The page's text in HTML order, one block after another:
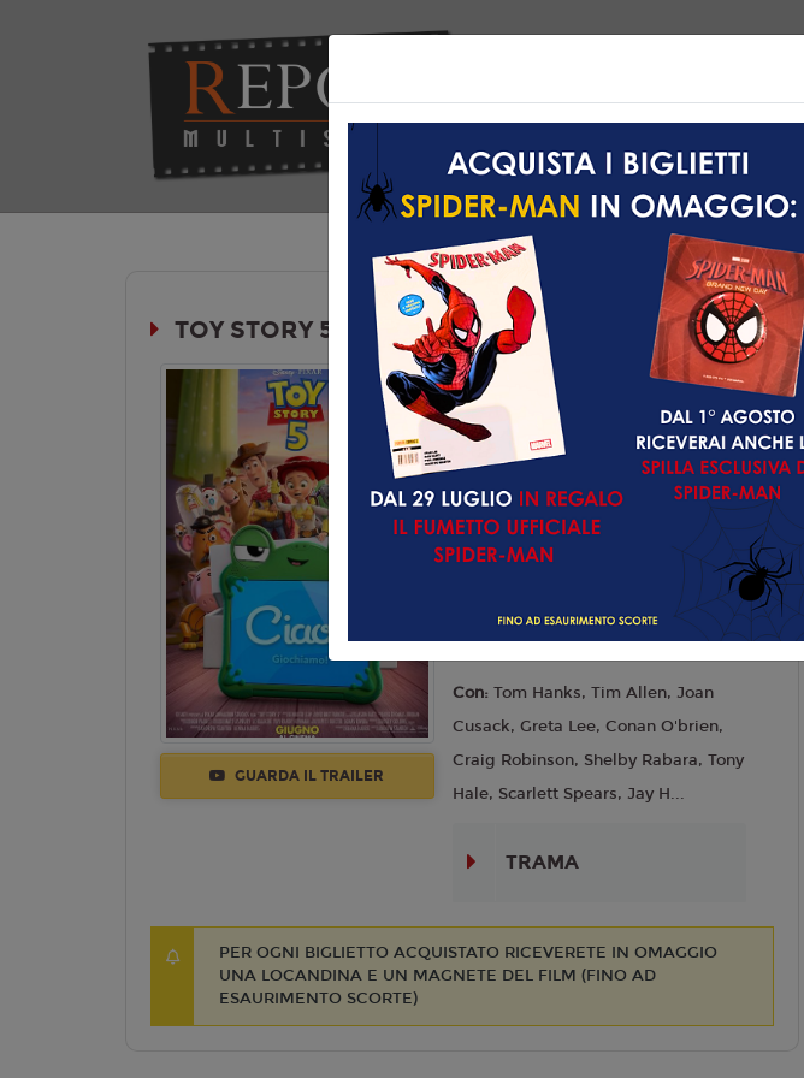
Home | Biglietteria Prossimamente
TOY STORY 5
GUARDA IL TRAILER
Durata: 102 min
Genere: Animazione, Avventura,
Commedia, Famiglia
Regia:Andrew Stanton
Con:Tom Hanks, Tim Allen, Joan
Cusack, Greta Lee, Conan O'brien,
Craig Robinson, Shelby Rabara, Tony
Hale, Scarlett Spears, Jay H...
TRAMA
PER OGNI BIGLIETTO ACQUISTATO RICEVERETE IN OMAGGIO
UNA LOCANDINA E UN MAGNETE DEL FILM (FINO AD
ESAURIMENTO SCORTE)